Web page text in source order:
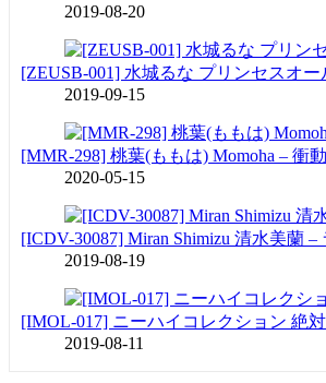
2019-08-20
[ZEUSB-001] 水城るな プリンセスオー
2019-09-15
[MMR-298] 桃葉(ももは) Momoha – 衝
2020-05-15
[ICDV-30087] Miran Shimizu 清水美蘭
2019-08-19
[IMOL-017] ニーハイコレクション 絶
2019-08-11